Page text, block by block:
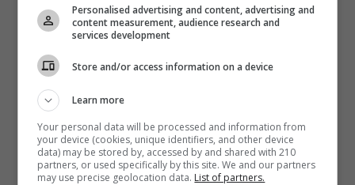
Personalised advertising and content, advertising and
content measurement, audience research and
services development
Store and/or access information on a device
Learn more
Your personal data will be processed and information from
your device (cookies, unique identifiers, and other device
data) may be stored by, accessed by and shared with 210
partners, or used specifically by this site. We and our partners
may use precise geolocation data. List of partners.